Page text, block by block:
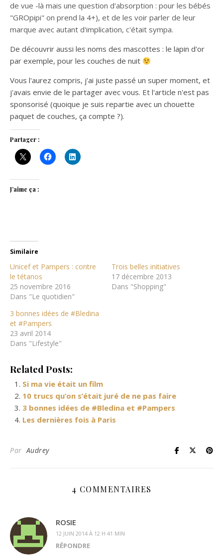
de vue -là mais une question d'absorption : pour les bébés
"GROpipi" on prend la 4+), et de les voir parler de leur
marque avec autant d'implication, c'était sympa.
De découvrir aussi les noms des mascottes : le lapin d'or
par exemple, pour les couches de nuit
Vous l'aurez compris, j'ai juste passé un super moment, et
j'avais envie de le partager avec vous. Et l'article n'est pas
sponsorisé (quoique je suis repartie avec un chouette
paquet de couches, ça compte ?).
Partager :
J’aime ça :
Similaire
Unicef et Pampers : contre
le tétanos
25 novembre 2016
Dans "Le quotidien"
Trois belles initiatives
17 décembre 2013
Dans "Shopping"
3 bonnes idées de #Bledina
et #Pampers
23 avril 2014
Dans "Lifestyle"
Related Posts:
Si ma vie était un film
10 trucs qu’on s’était juré de ne pas faire
3 bonnes idées de #Bledina et #Pampers
Les dernières fois à Paris
ParAudrey
4 COMMENTAIRES
ROSIE
12 JUIN 2014 À 12 H 41 MIN
RÉPONDRE